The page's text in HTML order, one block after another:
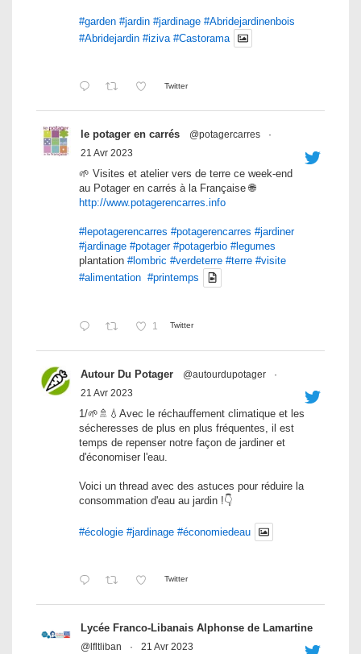
#garden #jardin #jardinage #Abridejardinenbois
#Abridejardin #iziva #Castorama
Twitter
le potager en carrés @potagercarres
·
21 Avr 2023
🌱 Visites et atelier vers de terre ce week-end
au Potager en carrés à la Française 🌐
http://www.potagerencarres.info
#lepotagerencarres #potagerencarres #jardiner
#jardinage #potager #potagerbio #legumes
plantation #lombric #verdeterre #terre #visite
#alimentation #printemps
1 Twitter
Autour Du Potager @autourdupotager
·
21 Avr 2023
1/🌱🚿💧Avec le réchauffement climatique et les
sécheresses de plus en plus fréquentes, il est
temps de repenser notre façon de jardiner et
d'économiser l'eau.
Voici un thread avec des astuces pour réduire la
consommation d'eau au jardin !👇
#écologie #jardinage #économiedeau
Twitter
Lycée Franco-Libanais Alphonse de Lamartine
@lfltliban · 21 Avr 2023